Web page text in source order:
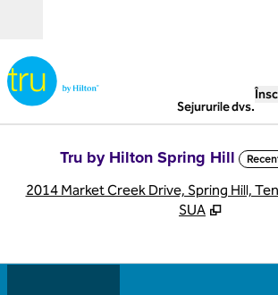
Sejururile dvs.
Tru by Hilton Spring Hill
2014 Market Creek Drive, Spring Hill,
SUA